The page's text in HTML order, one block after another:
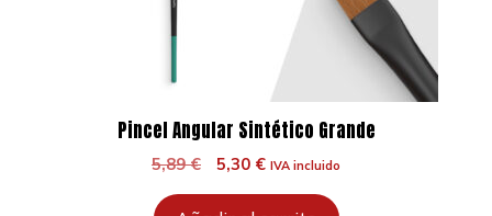
Pincel Angular Sintético Grande
5,89€
El
original
5,30 €El
actual
IVA incluido